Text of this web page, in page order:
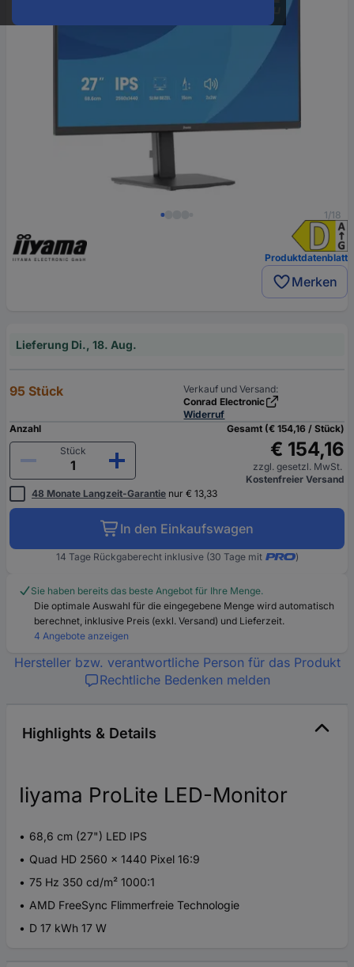
1/18
Produktdatenblatt
Merken
Lieferung Di., 18. Aug.
95 Stück
Verkauf und Versand:
Conrad Electronic
Widerruf
Anzahl
Stück
Gesamt (€ 154,16 / Stück)
€ 154,16
zzgl. gesetzl. MwSt.
Kostenfreier Versand
48 Monate Langzeit-Garantie nur € 13,33
In den Einkaufswagen
14 Tage Rückgaberecht inklusive (30 Tage mit )
Sie haben bereits das beste Angebot für Ihre Menge.
Die optimale Auswahl für die eingegebene Menge wird automatisch
berechnet, inklusive Preis (exkl. Versand) und Lieferzeit.
4 Angebote anzeigen
Hersteller bzw. verantwortliche Person für das Produkt
Rechtliche Bedenken melden
Highlights & Details
Iiyama ProLite LED-Monitor
68,6 cm (27") LED IPS
Quad HD 2560 x 1440 Pixel 16:9
75 Hz 350 cd/m² 1000:1
AMD FreeSync Flimmerfreie Technologie
D 17 kWh 17 W